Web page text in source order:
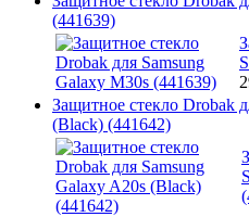
(441639)
Защитное стекло Drobak
(Black) (441642)